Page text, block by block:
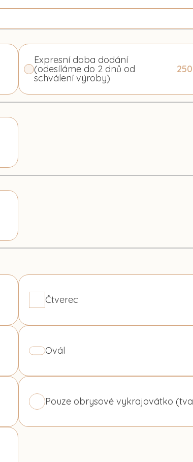
Expresní doba dodání
(odesíláme do 2 dnů od
schválení výroby)
Čtverec
Ovál
Pouze obrysové vykrajovátko